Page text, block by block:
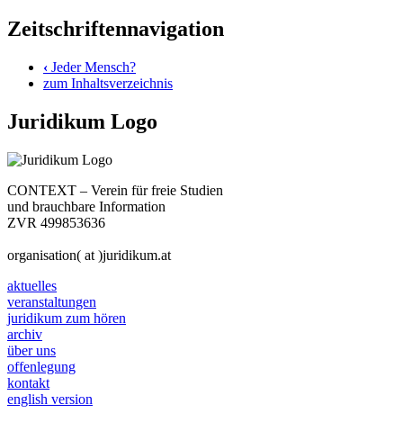
Zeitschriftennavigation
‹ Jeder Mensch?
zum Inhaltsverzeichnis
Juridikum Logo
CONTEXT – Verein für freie Studien
und brauchbare Information
ZVR 499853636
organisation( at )juridikum.at
aktuelles
veranstaltungen
juridikum zum hören
archiv
über uns
offenlegung
kontakt
english version